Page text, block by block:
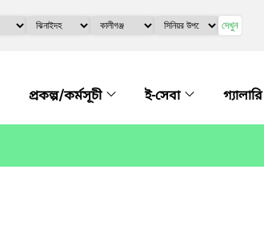
দেখুন
প্রকল্প/কর্মসূচী ই-সেবা গ্যালারি